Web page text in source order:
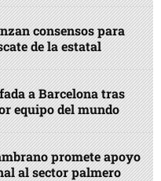
consensos para
de la estatal
a Barcelona tras
equipo del mundo
promete apoyo
al sector palmero